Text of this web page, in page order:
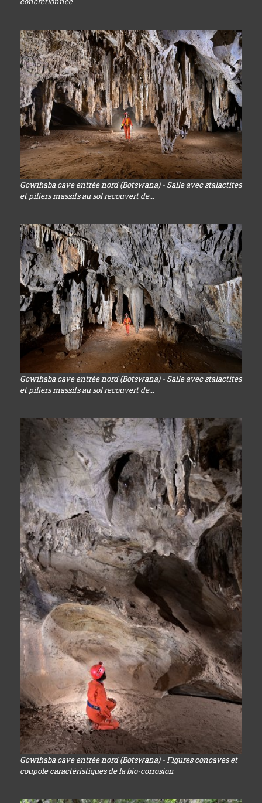
Gcwihaba cave entrée nord (Botswana) - Salle avec stalactites
et piliers massifs au sol recouvert de...
Gcwihaba cave entrée nord (Botswana) - Salle avec stalactites
et piliers massifs au sol recouvert de...
Gcwihaba cave entrée nord (Botswana) - Figures concaves et
coupole caractéristiques de la bio-corrosion